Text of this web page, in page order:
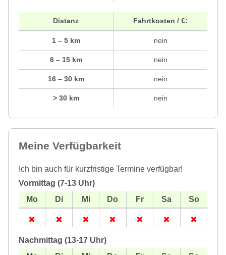
Distanz
1 – 5 km
6 – 15 km
16 – 30 km
> 30 km
Fahrtkosten / €:
nein
nein
nein
nein
Meine Verfügbarkeit
Ich bin auch für kurzfristige Termine verfügbar!
Vormittag (7-13 Uhr)
Nachmittag (13-17 Uhr)